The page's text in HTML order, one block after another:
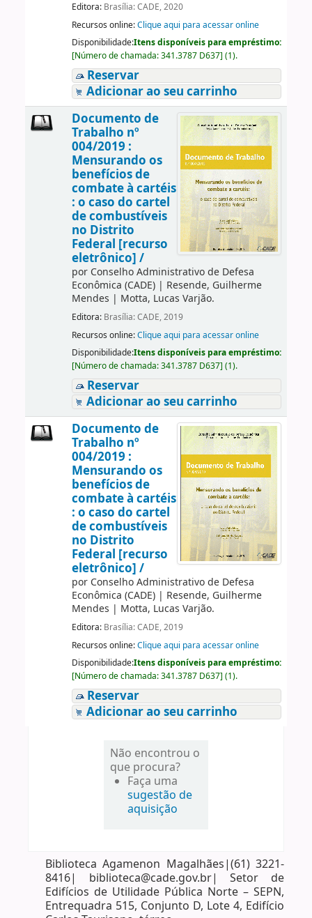
Editora: Brasília: CADE, 2020
Recursos online:Clique aqui para acessar online
Disponibilidade:Itens disponíveis para empréstimo:
[Número de chamada:341.3787 D637] (1).
Reservar
Adicionar ao seu carrinho
Documento de
Trabalho nº
004/2019 :
Mensurando os
benefícios de
combate à cartéis
: o caso do cartel
de combustíveis
no Distrito
Federal [recurso
eletrônico] /
por Conselho Administrativo de Defesa
Econômica (CADE)| Resende, Guilherme
Mendes | Motta, Lucas Varjão.
Editora: Brasília: CADE, 2019
Recursos online:Clique aqui para acessar online
Disponibilidade:Itens disponíveis para empréstimo:
[Número de chamada:341.3787 D637] (1).
Reservar
Adicionar ao seu carrinho
Documento de
Trabalho nº
004/2019 :
Mensurando os
benefícios de
combate à cartéis
: o caso do cartel
de combustíveis
no Distrito
Federal [recurso
eletrônico] /
por Conselho Administrativo de Defesa
Econômica (CADE)| Resende, Guilherme
Mendes | Motta, Lucas Varjão.
Editora: Brasília: CADE, 2019
Recursos online:Clique aqui para acessar online
Disponibilidade:Itens disponíveis para empréstimo:
[Número de chamada:341.3787 D637] (1).
Reservar
Adicionar ao seu carrinho
Não encontrou o
que procura?
Faça uma
sugestão de
aquisição
Biblioteca Agamenon Magalhães|(61) 3221-
8416| biblioteca@cade.gov.br| Setor de
Edifícios de Utilidade Pública Norte – SEPN,
Entrequadra 515, Conjunto D, Lote 4, Edifício